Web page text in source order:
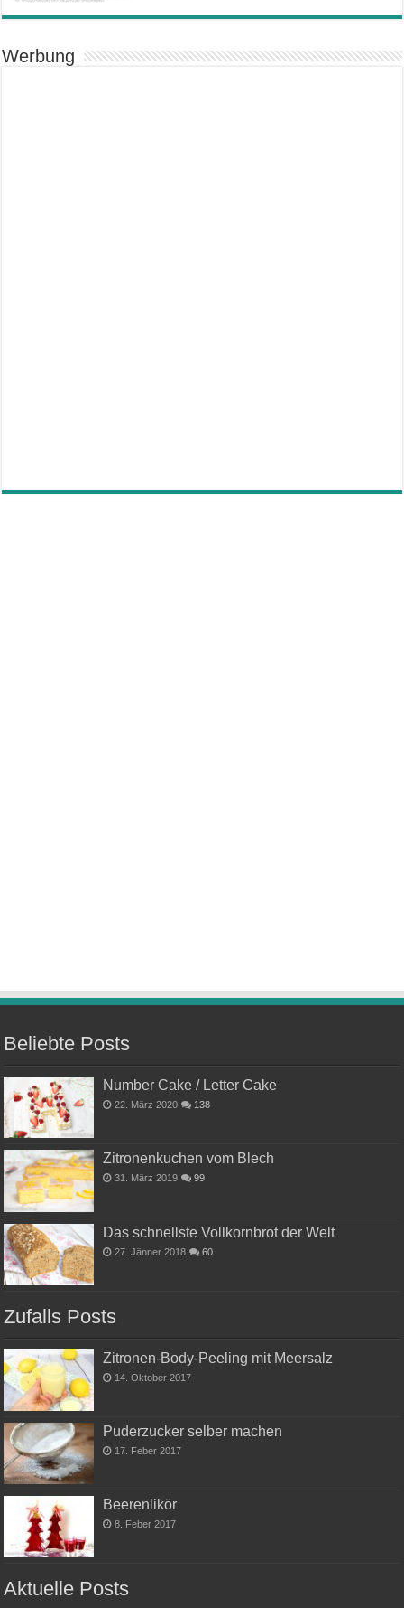
Werbung
Beliebte Posts
Number Cake / Letter Cake
22. März 2020 138
Zitronenkuchen vom Blech
31. März 2019 99
Das schnellste Vollkornbrot der Welt
27. Jänner 2018 60
Zufalls Posts
Zitronen-Body-Peeling mit Meersalz
14. Oktober 2017
Puderzucker selber machen
17. Feber 2017
Beerenlikör
8. Feber 2017
Aktuelle Posts